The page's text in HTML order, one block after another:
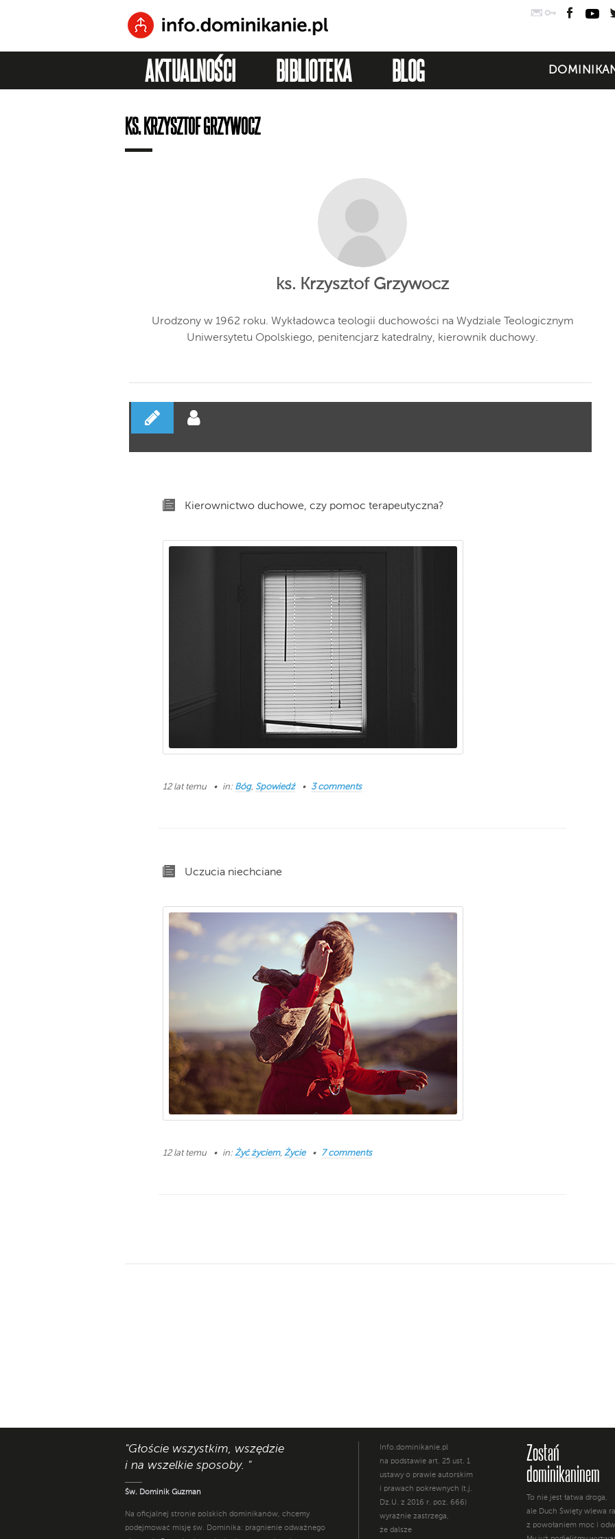
PocztaLogowanie
AKTUALNOŚCI BIBLIOTEKA BLOG
KS. KRZYSZTOF GRZYWOCZ
ks. Krzysztof Grzywocz
Urodzony w 1962 roku. Wykładowca teologii duchowości na Wydziale Teologicznym
Uniwersytetu Opolskiego, penitencjarz katedralny, kierownik duchowy.
Kierownictwo duchowe, czy pomoc terapeutyczna?
12 lat temu in: Bóg, Spowiedź 3 comments
Uczucia niechciane
12 lat temu in: Żyć życiem, Życie 7 comments
"Głoście wszystkim, wszędzie
i na wszelkie sposoby. "
Św. Dominik Guzman
Na oficjalnej stronie polskich dominikanów, chcemy
podejmować misję św. Dominika: pragnienie odważnego
Info.dominikanie.pl
na podstawie art. 25 ust. 1
ustawy o prawie autorskim
i prawach pokrewnych (t.j.
Dz.U. z 2016 r. poz. 666)
wyraźnie zastrzega,
że dalsze
Zostań
dominikaninem
To nie jest łatwa droga,
ale Duch Święty wlewa
z powołaniem moc i